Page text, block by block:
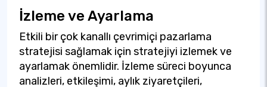
İzleme ve Ayarlama
Etkili bir çok kanallı çevrimiçi pazarlama
stratejisi sağlamak için stratejiyi izlemek ve
ayarlamak önemlidir. İzleme süreci boyunca
analizleri, etkileşimi, aylık ziyaretçileri,